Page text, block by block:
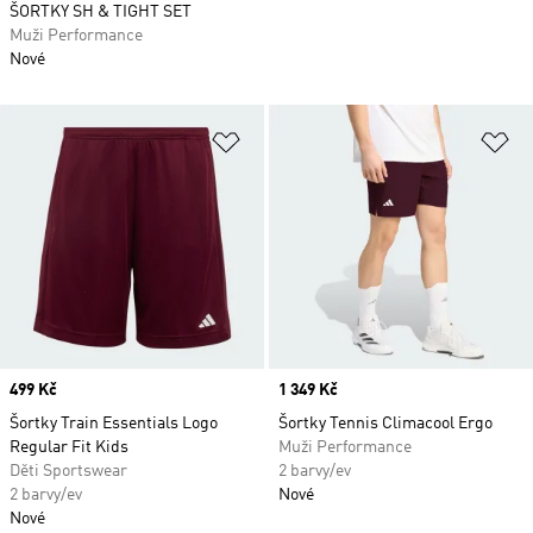
Přidat do seznamu přání
Price
499 Kč
Šortky Train Essentials Logo
Regular Fit Kids
Děti Sportswear
2 barvy/ev
Nové
Price
1 349 Kč
Šortky Tennis Climacool Ergo
Muži Performance
2 barvy/ev
Nové
ŠORTKY SH & TIGHT SET
Muži Performance
Nové